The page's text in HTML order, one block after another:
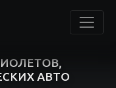
АВТО